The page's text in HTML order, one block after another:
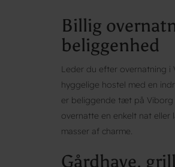
Billig
beliggenhed
Leder du efter overnatning
hyggelige hostel med en
er beliggende tæt på Viborg
overnatte en enkelt nat
masser af charme.
Gårdhave,